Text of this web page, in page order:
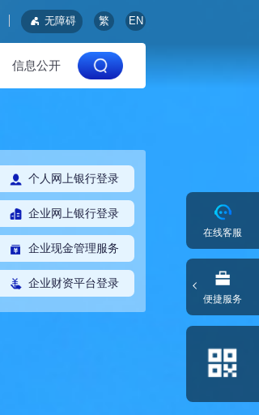
无障碍 繁 EN
个人网上银行登录
企业网上银行登录
企业现金管理服务
企业财资平台登录
信息公开
在线客服
便捷服务